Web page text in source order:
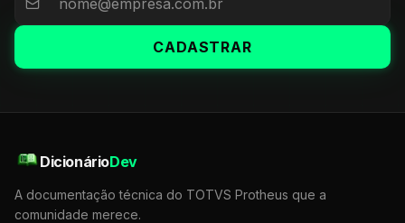
CADASTRAR
DicionárioDev
A documentação técnica do TOTVS Protheus que a
comunidade merece.